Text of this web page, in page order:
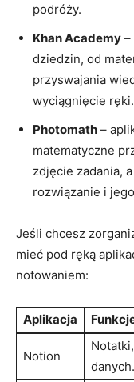
podróży.
Khan Academy –
dziedzin, od
przyswajania
wyciągnięcie ręki.
Photomath –
matematyczne
‍zdjęcie‍ zadania,
rozwiązanie i
Jeśli chcesz⁣
⁣mieć⁢ pod ręką
notowaniem:
Aplikacja
Notion
danych.